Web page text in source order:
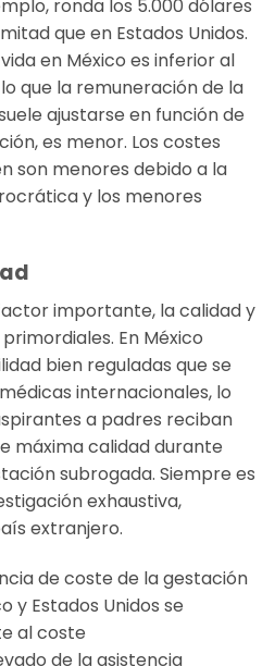
ronda los 5.000 dólares
que en Estados Unidos.
en México es inferior al
que la remuneración de la
ajustarse en función de
es menor. Los costes
son menores debido a la
y los menores
importante, la calidad y
En México
bien reguladas que se
internacionales, lo
a padres reciban
máxima calidad durante
subrogada. Siempre es
exhaustiva,
extranjero.
de coste de la gestación
y Estados Unidos se
al coste
de la asistencia